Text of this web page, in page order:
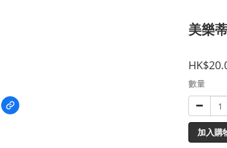
美樂
數量
加入購